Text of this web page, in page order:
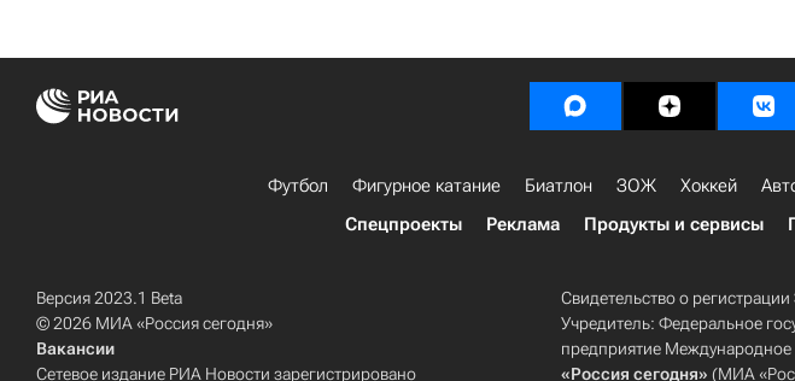
Футбол Фигурное катание Биатлон ЗОЖ Хоккей
Спецпроекты
Реклама Продукты и сервисы
Версия 2023.1 Beta
© 2026 МИА «Россия сегодня»
Вакансии
Сетевое издание РИА Новости зарегистрировано
Свидетельство о
Учредитель: Федеральное
предприятие
«Россия сегодня» (МИА